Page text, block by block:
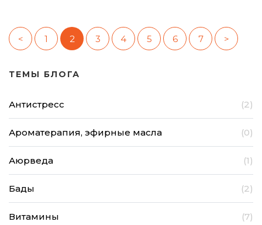
< 1 2 3 4 5 6 7 >
ТЕМЫ БЛОГА
Антистресс (2)
Ароматерапия, эфирные масла (0)
Аюрведа (1)
Бады (2)
Витамины (7)